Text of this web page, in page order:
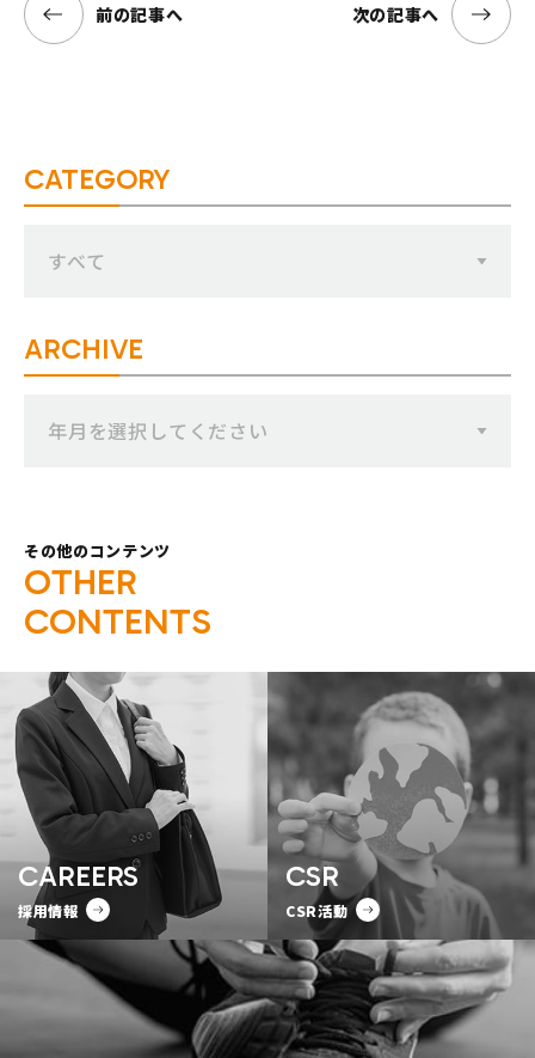
前の記事へ 次の記事へ
CATEGORY
すべて
ARCHIVE
年月を選択してください
その他のコンテンツ
OTHER
CONTENTS
CAREERS
採用情報
CSR
CSR活動